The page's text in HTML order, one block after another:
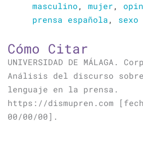
masculino, mujer,
prensa española, sexo
Cómo Citar
UNIVERSIDAD DE MÁLAGA.
Análisis del discurso
lenguaje en la prensa.
https://dismupren.com
00/00/00].